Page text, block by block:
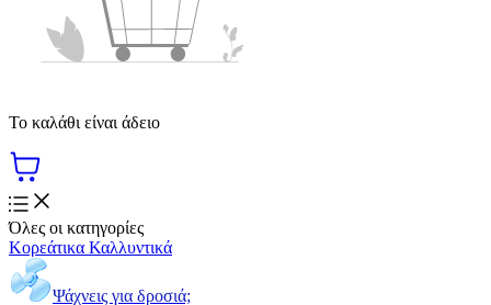
Το καλάθι είναι άδειο
Όλες οι κατηγορίες
Κορεάτικα Καλλυντικά
Ψάχνεις για δροσιά;